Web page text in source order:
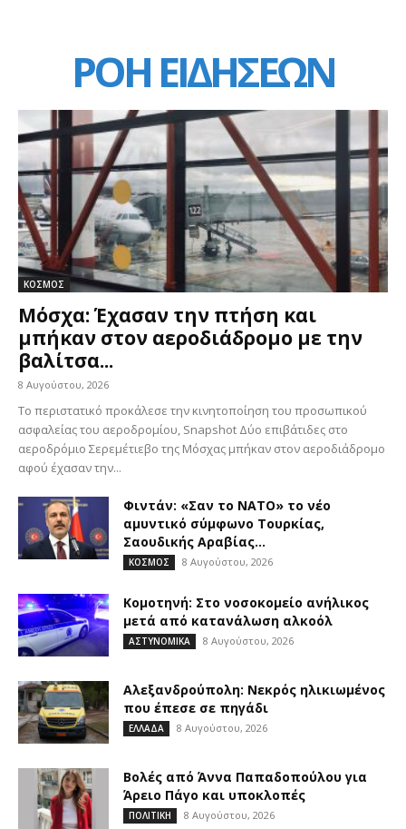
ΡΟΗ ΕΙΔΗΣΕΩΝ
ΚΟΣΜΟΣ
Μόσχα: Έχασαν την πτήση και
μπήκαν στον αεροδιάδρομο με την
βαλίτσα...
8 Αυγούστου, 2026
Το περιστατικό προκάλεσε την κινητοποίηση του προσωπικού
ασφαλείας του αεροδρομίου, Snapshot Δύο επιβάτιδες στο
αεροδρόμιο Σερεμέτιεβο της Μόσχας μπήκαν στον αεροδιάδρομο
αφού έχασαν την...
Φιντάν: «Σαν το ΝΑΤΟ» το νέο
αμυντικό σύμφωνο Τουρκίας,
Σαουδικής Αραβίας...
ΚΟΣΜΟΣ 8 Αυγούστου, 2026
Κομοτηνή: Στο νοσοκομείο ανήλικος
μετά από κατανάλωση αλκοόλ
ΑΣΤΥΝΟΜΙΚΑ 8 Αυγούστου, 2026
Αλεξανδρούπολη: Νεκρός ηλικιωμένος
που έπεσε σε πηγάδι
ΕΛΛΑΔΑ 8 Αυγούστου, 2026
Βολές από Άννα Παπαδοπούλου για
Άρειο Πάγο και υποκλοπές
ΠΟΛΙΤΙΚΗ 8 Αυγούστου, 2026